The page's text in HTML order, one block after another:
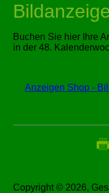
Buchen Sie hier Ihre
in der 48.
Anzeigen Shop -
Copyright © 2026,